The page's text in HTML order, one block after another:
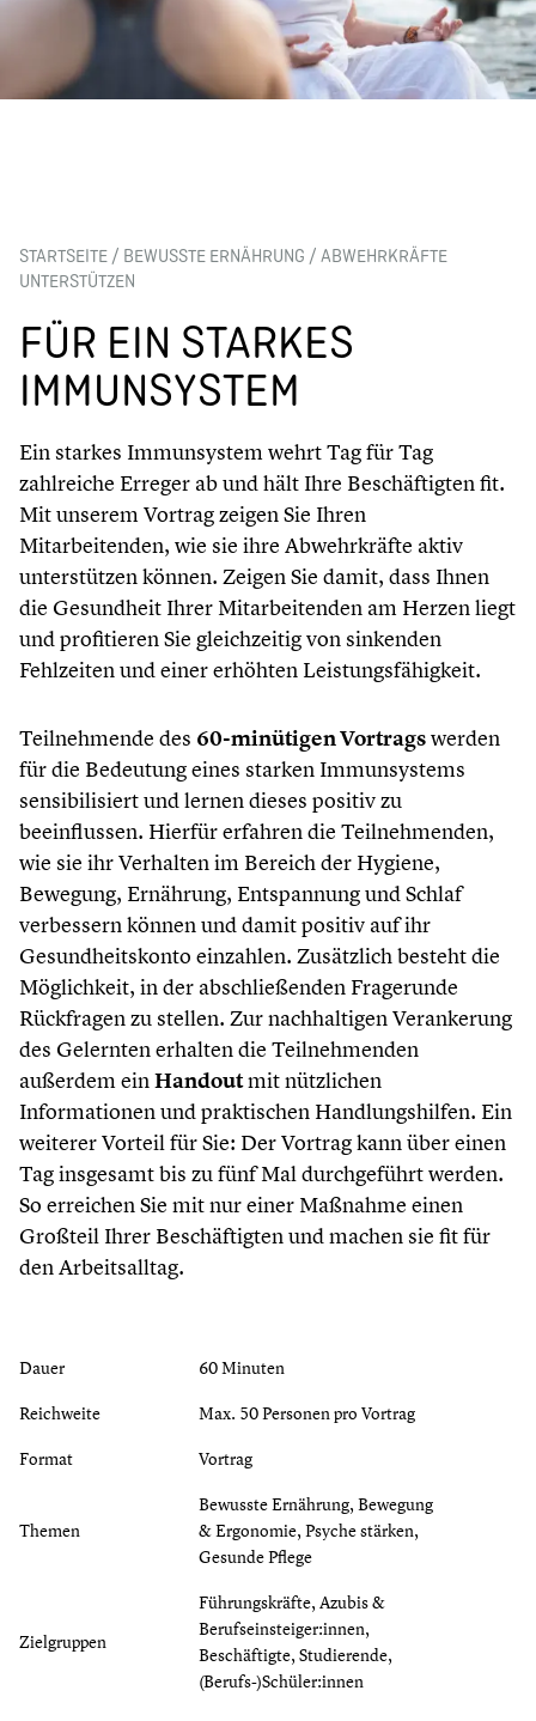
STARTSEITE / BEWUSSTE ERNÄHRUNG / ABWEHRKRÄFTE
UNTERSTÜTZEN
FÜR EIN STARKES
IMMUNSYSTEM
Ein starkes Immunsystem wehrt Tag für Tag
zahlreiche Erreger ab und hält Ihre Beschäftigten fit.
Mit unserem Vortrag zeigen Sie Ihren
Mitarbeitenden, wie sie ihre Abwehrkräfte aktiv
unterstützen können. Zeigen Sie damit, dass Ihnen
die Gesundheit Ihrer Mitarbeitenden am Herzen liegt
und profitieren Sie gleichzeitig von sinkenden
Fehlzeiten und einer erhöhten Leistungsfähigkeit.
Teilnehmende des 60-minütigen Vortragswerden
für die Bedeutung eines starken Immunsystems
sensibilisiert und lernen dieses positiv zu
beeinflussen. Hierfür erfahren die Teilnehmenden,
wie sie ihr Verhalten im Bereich der Hygiene,
Bewegung, Ernährung, Entspannung und Schlaf
verbessern können und damit positiv auf ihr
Gesundheitskonto einzahlen. Zusätzlich besteht die
Möglichkeit, in der abschließenden Fragerunde
Rückfragen zu stellen. Zur nachhaltigen Verankerung
des Gelernten erhalten die Teilnehmenden
außerdem einHandoutmit nützlichen
Informationen und praktischen Handlungshilfen. Ein
weiterer Vorteil für Sie: Der Vortrag kann über einen
Tag insgesamt bis zu fünf Mal durchgeführt werden.
So erreichen Sie mit nur einer Maßnahme einen
Großteil Ihrer Beschäftigten und machen sie fit für
den Arbeitsalltag.
Dauer
60 Minuten
Reichweite
Max. 50 Personen pro Vortrag
Format
Vortrag
Themen
Bewusste Ernährung, Bewegung
& Ergonomie, Psyche stärken,
Gesunde Pflege
Zielgruppen
Führungskräfte, Azubis &
Berufseinsteiger:innen,
Beschäftigte, Studierende,
(Berufs-)Schüler:innen